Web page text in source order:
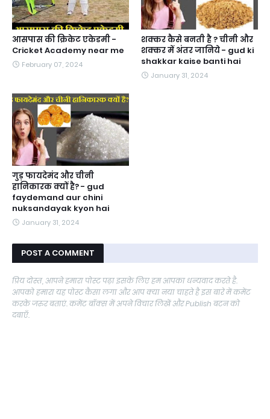
आसपास की क्रिकेट एकेडमी -
Cricket Academy near me
February 07, 2024
शक्कर कैसे बनती है ? चीनी और
शक्कर में अंतर जानिये - gud ki
shakkar kaise banti hai
January 31, 2024
गुड़ फायदेमंद और चीनी
हानिकारक क्यों है? - gud
faydemand aur chini
nuksandayak kyon hai
January 31, 2024
POST A COMMENT
प्रिय दोस्त, आपने हमारा पोस्ट पढ़ा इसके लिए हम आपका धन्यवाद करते है.
आपको हमारा यह पोस्ट कैसा लगा और आप क्या नया चाहते है इस बारे में कमेंट
करके जरुर बताएं. कमेंट बॉक्स में अपने विचार लिखें और Publish बटन को
दबाएँ.